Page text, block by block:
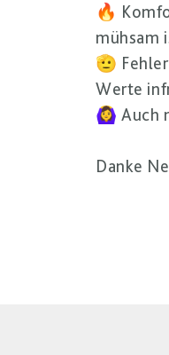
🔥
mühsam
🫡
Werte
🙆‍♀️ Auch
Danke